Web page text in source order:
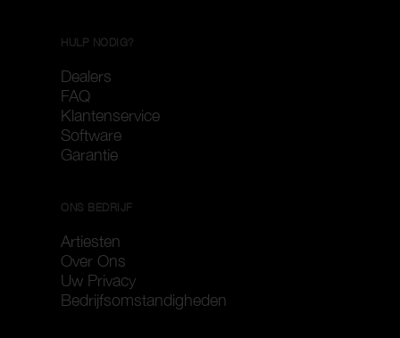
HULP NODIG?
Dealers
FAQ
Klantenservice
Software
Garantie
ONS BEDRIJF
Artiesten
Over Ons
Uw Privacy
Bedrijfsomstandigheden